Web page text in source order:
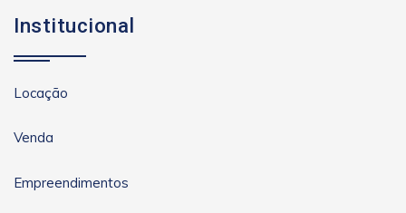
Institucional
Locação
Venda
Empreendimentos